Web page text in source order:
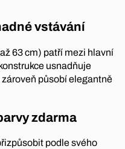
vstávání
63 cm) patří mezi hlavní
usnadňuje
působí elegantně
zdarma
podle svého